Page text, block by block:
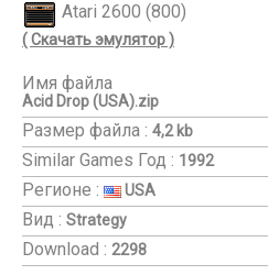
Atari 2600 (800)
( Скачать эмулятор )
Имя файла
Acid Drop (USA).zip
Размер файла : 4,2 kb
Similar Games Год : 1992
Регионе : USA
Вид : Strategy
Download : 2298